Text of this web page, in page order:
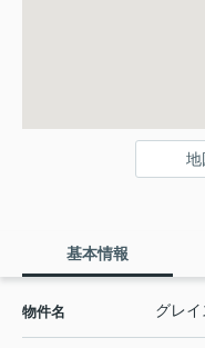
地
基本情報
物件名 グレイ